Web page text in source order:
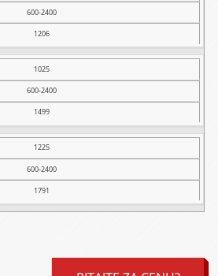
600-2400
1206
1025
600-2400
1499
1225
600-2400
1791